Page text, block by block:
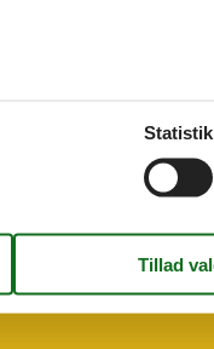
1500
2009
Statistik